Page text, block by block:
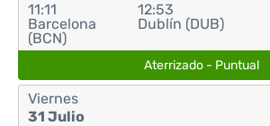
11:11
Barcelona
(BCN)
12:53
Dublín (DUB)
Aterrizado - Puntual
Viernes
31 Julio